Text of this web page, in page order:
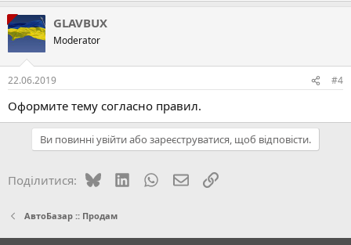
GLAVBUX
Moderator
22.06.2019 #4
Оформите тему согласно правил.
Ви повинні увійти або зареєструватися, щоб відповісти.
Поділитися: BlueskyLinkedInWhatsApp
E-mailПосилання
АвтоБазар :: Продам